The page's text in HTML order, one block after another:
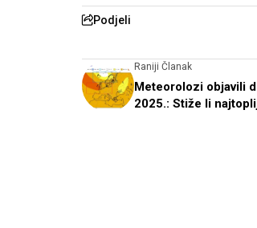
Podjeli
Raniji Članak
Meteorolozi objavili
2025.: Stiže li